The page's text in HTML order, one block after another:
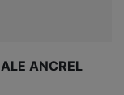
ANCREL